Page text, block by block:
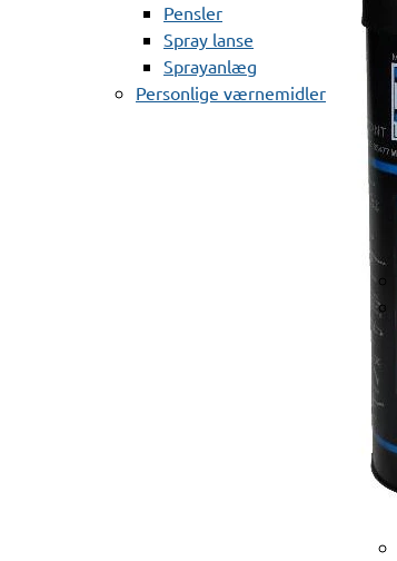
Pensler
Spray lanse
Sprayanlæg
Personlige værnemidler